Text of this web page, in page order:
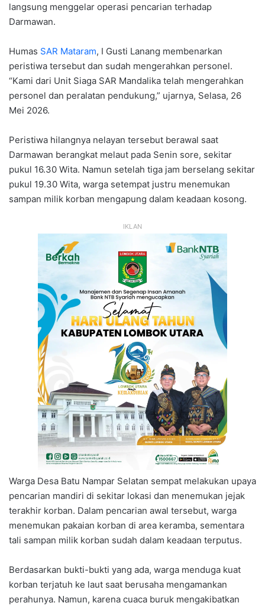
langsung menggelar operasi pencarian terhadap
Darmawan.
Humas SAR Mataram, I Gusti Lanang membenarkan
peristiwa tersebut dan sudah mengerahkan personel.
“Kami dari Unit Siaga SAR Mandalika telah mengerahkan
personel dan peralatan pendukung,” ujarnya, Selasa, 26
Mei 2026.
Peristiwa hilangnya nelayan tersebut berawal saat
Darmawan berangkat melaut pada Senin sore, sekitar
pukul 16.30 Wita. Namun setelah tiga jam berselang sekitar
pukul 19.30 Wita, warga setempat justru menemukan
sampan milik korban mengapung dalam keadaan kosong.
IKLAN
Warga Desa Batu Nampar Selatan sempat melakukan upaya
pencarian mandiri di sekitar lokasi dan menemukan jejak
terakhir korban. Dalam pencarian awal tersebut, warga
menemukan pakaian korban di area keramba, sementara
tali sampan milik korban sudah dalam keadaan terputus.
Berdasarkan bukti-bukti yang ada, warga menduga kuat
korban terjatuh ke laut saat berusaha mengamankan
perahunya. Namun, karena cuaca buruk mengakibatkan